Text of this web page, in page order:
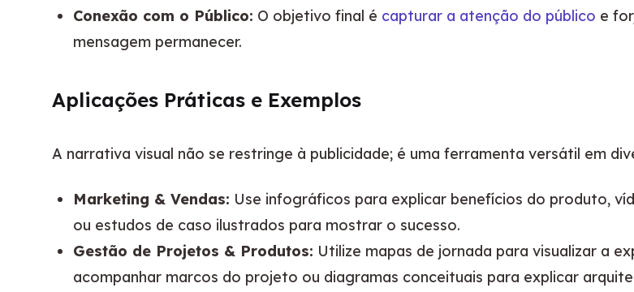
Conexão com o Público: O objetivo final é capturar a atenção do público e
mensagem permanecer.
Aplicações Práticas e Exemplos
A narrativa visual não se restringe à publicidade; é uma ferramenta versátil em
Marketing & Vendas: Use infográficos para explicar benefícios do produto,
ou estudos de caso ilustrados para mostrar o sucesso.
Gestão de Projetos & Produtos: Utilize mapas de jornada para visualizar a
acompanhar marcos do projeto ou diagramas conceituais para explicar